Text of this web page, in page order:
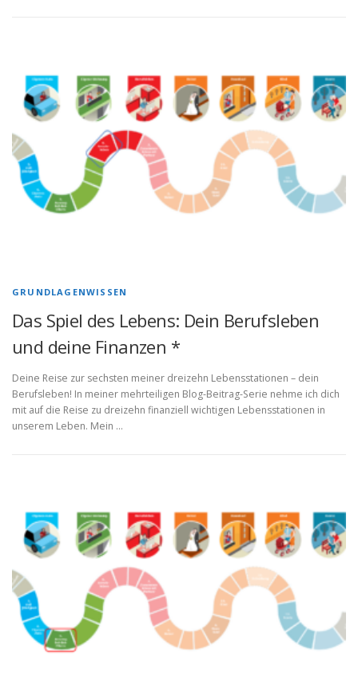
GRUNDLAGENWISSEN
Das Spiel des Lebens: Dein Berufsleben
und deine Finanzen *
Deine Reise zur sechsten meiner dreizehn Lebensstationen – dein
Berufsleben! In meiner mehrteiligen Blog-Beitrag-Serie nehme ich dich
mit auf die Reise zu dreizehn finanziell wichtigen Lebensstationen in
unserem Leben. Mein …